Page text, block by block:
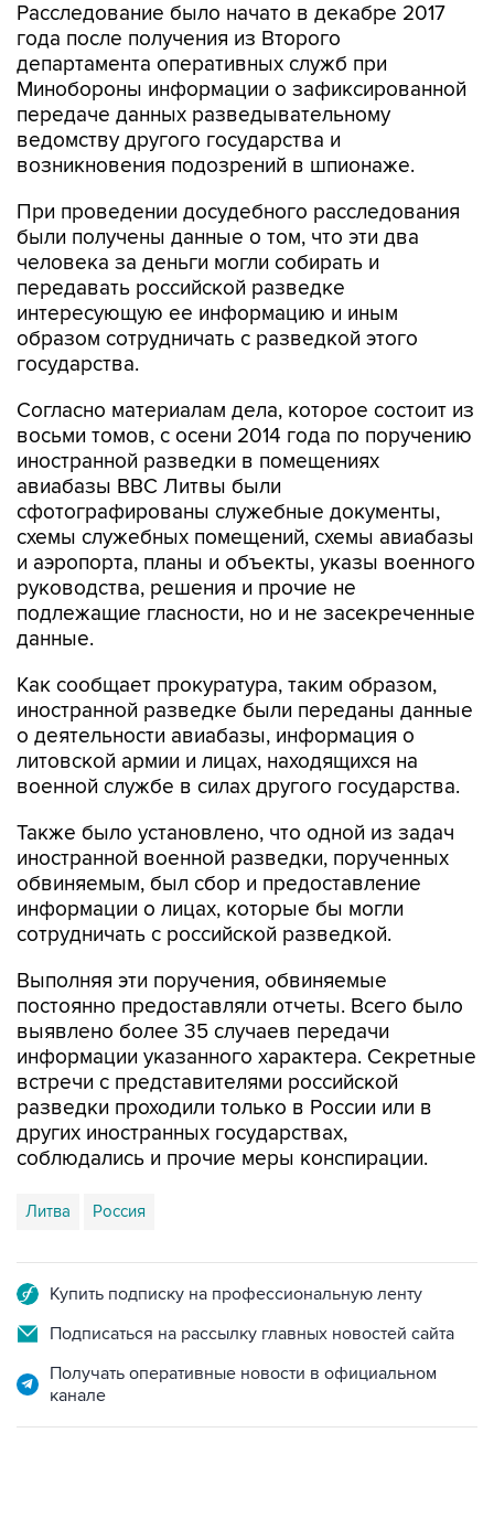
Расследование было начато в декабре 2017
года после получения из Второго
департамента оперативных служб при
Минобороны информации о зафиксированной
передаче данных разведывательному
ведомству другого государства и
возникновения подозрений в шпионаже.
При проведении досудебного расследования
были получены данные о том, что эти два
человека за деньги могли собирать и
передавать российской разведке
интересующую ее информацию и иным
образом сотрудничать с разведкой этого
государства.
Согласно материалам дела, которое состоит из
восьми томов, с осени 2014 года по поручению
иностранной разведки в помещениях
авиабазы ВВС Литвы были
сфотографированы служебные документы,
схемы служебных помещений, схемы авиабазы
и аэропорта, планы и объекты, указы военного
руководства, решения и прочие не
подлежащие гласности, но и не засекреченные
данные.
Как сообщает прокуратура, таким образом,
иностранной разведке были переданы данные
о деятельности авиабазы, информация о
литовской армии и лицах, находящихся на
военной службе в силах другого государства.
Также было установлено, что одной из задач
иностранной военной разведки, порученных
обвиняемым, был сбор и предоставление
информации о лицах, которые бы могли
сотрудничать с российской разведкой.
Выполняя эти поручения, обвиняемые
постоянно предоставляли отчеты. Всего было
выявлено более 35 случаев передачи
информации указанного характера. Секретные
встречи с представителями российской
разведки проходили только в России или в
других иностранных государствах,
соблюдались и прочие меры конспирации.
Литва Россия
Купить подписку на профессиональную ленту
Подписаться на рассылку главных новостей сайта
Получать оперативные новости в официальном
канале